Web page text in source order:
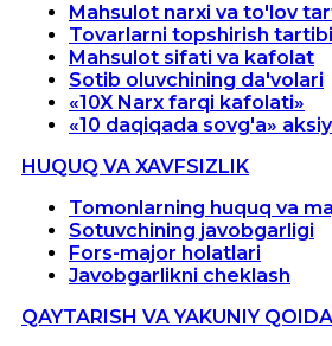
Mahsulot narxi va to'lov
Tovarlarni topshirish tartibi
Mahsulot sifati va kafolat
Sotib oluvchining da'volari
«10X Narx farqi kafolati»
«10 daqiqada sovg'a»
HUQUQ VA XAVFSIZLIK
Tomonlarning huquq va
Sotuvchining javobgarligi
Fors-major holatlari
Javobgarlikni cheklash
QAYTARISH VA YAKUNIY